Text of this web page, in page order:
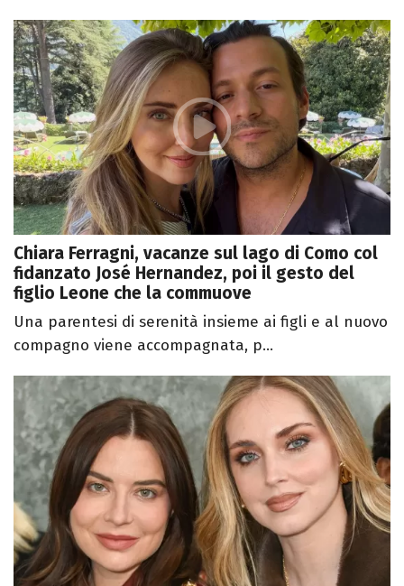
Chiara Ferragni, vacanze sul lago di Como col
fidanzato José Hernandez, poi il gesto del
figlio Leone che la commuove
Una parentesi di serenità insieme ai figli e al nuovo
compagno viene accompagnata, p...